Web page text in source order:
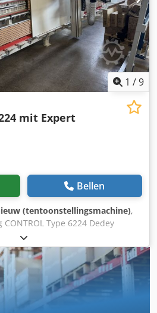
1 /9
mit Expert
Bellen
(tentoonstellingsmachine),
CONTROL Type 6224 Dedey
L: 5300 x Hvert: 2240 / Hhor:
gegevens: Zaaggewicht ca.
Zaagmotoraandrijving 5,5 kW
300 mm Zaagblad boring 30
op werkplek LpA 89,5 dB
omw/min 2 afzuigaansluitingen ø
6–10 bar Aansluitwaarde 7,3